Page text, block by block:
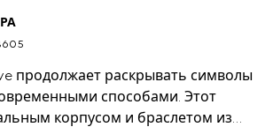
продолжает раскрывать символы
способами. Этот
корпусом и браслетом из